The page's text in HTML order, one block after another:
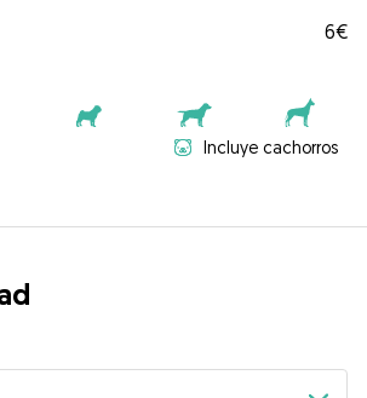
6€
Incluye cachorros